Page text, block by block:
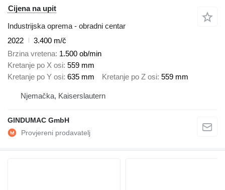
Cijena na upit
Industrijska oprema - obradni centar
2022
3.400 m/č
Brzina vretena 1.500 ob/min
Kretanje po X osi 559 mm
Kretanje po Y osi 635 mm Kretanje po Z osi 559 mm
Njemačka, Kaiserslautern
GINDUMAC GmbH